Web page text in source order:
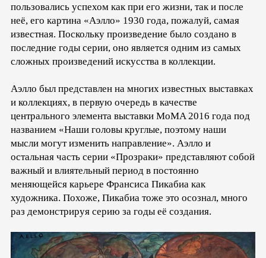
пользовались успехом как при его жизни, так и после
неё, его картина «Аэлло» 1930 года, пожалуй, самая
известная. Поскольку произведение было создано в
последние годы серии, оно является одним из самых
сложных произведений искусства в коллекции.
Аэлло был представлен на многих известных выставках
и коллекциях, в первую очередь в качестве
центрального элемента выставки MoMA 2016 года под
названием «Наши головы круглые, поэтому наши
мысли могут изменить направление». Аэлло и
остальная часть серии «Прозраки» представляют собой
важный и влиятельный период в постоянно
меняющейся карьере Франсиса Пикабиа как
художника. Похоже, Пикабиа тоже это осознал, много
раз демонстрируя серию за годы её создания.